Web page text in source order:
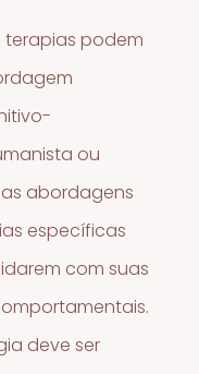
terapias podem
ou
abordagens
específicas
com suas
deve ser